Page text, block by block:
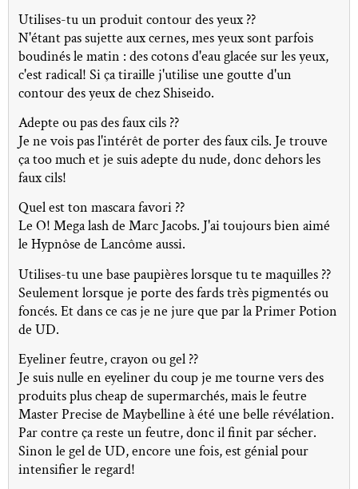
Utilises-tu un produit contour des yeux ??
N'étant pas sujette aux cernes, mes yeux sont parfois
boudinés le matin : des cotons d'eau glacée sur les yeux,
c'est radical! Si ça tiraille j'utilise une goutte d'un
contour des yeux de chez Shiseido.
Adepte ou pas des faux cils ??
Je ne vois pas l'intérêt de porter des faux cils. Je trouve
ça too much et je suis adepte du nude, donc dehors les
faux cils!
Quel est ton mascara favori ??
Le O! Mega lash de Marc Jacobs. J'ai toujours bien aimé
le Hypnôse de Lancôme aussi.
Utilises-tu une base paupières lorsque tu te maquilles ??
Seulement lorsque je porte des fards très pigmentés ou
foncés. Et dans ce cas je ne jure que par la Primer Potion
de UD.
Eyeliner feutre, crayon ou gel ??
Je suis nulle en eyeliner du coup je me tourne vers des
produits plus cheap de supermarchés, mais le feutre
Master Precise de Maybelline à été une belle révélation.
Par contre ça reste un feutre, donc il finit par sécher.
Sinon le gel de UD, encore une fois, est génial pour
intensifier le regard!